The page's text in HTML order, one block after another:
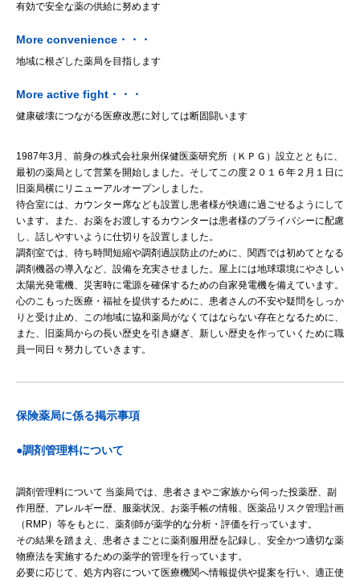
有効で安全な薬の供給に努めます
More convenience・・・
地域に根ざした薬局を目指します
More active fight・・・
健康破壊につながる医療改悪に対しては断固闘います
1987年3月、前身の株式会社泉州保健医薬研究所（ＫＰＧ）設立とともに、
最初の薬局として営業を開始しました。そしてこの度２０１６年２月１日に
旧薬局横にリニューアルオープンしました。
待合室には、カウンター席なども設置し患者様が快適に過ごせるようにして
います。また、お薬をお渡しするカウンターは患者様のプライバシーに配慮
し、話しやすいように仕切りを設置しました。
調剤室では、待ち時間短縮や調剤過誤防止のために、関西では初めてとなる
調剤機器の導入など、設備を充実させました。屋上には地球環境にやさしい
太陽光発電機、災害時に電源を確保するための自家発電機を備えています。
心のこもった医療・福祉を提供するために、患者さんの不安や疑問をしっか
りと受け止め、この地域に協和薬局がなくてはならない存在となるために、
また、旧薬局からの長い歴史を引き継ぎ、新しい歴史を作っていくために職
員一同日々努力していきます。
保険薬局に係る掲示事項
●調剤管理料について
調剤管理料について 当薬局では、患者さまやご家族から伺った投薬歴、副
作用歴、アレルギー歴、服薬状況、お薬手帳の情報、医薬品リスク管理計画
（RMP）等をもとに、薬剤師が薬学的な分析・評価を行っています。
その結果を踏まえ、患者さまごとに薬剤服用歴を記録し、安全かつ適切な薬
物療法を実施するための薬学的管理を行っています。
必要に応じて、処方内容について医療機関へ情報提供や提案を行い、適正使